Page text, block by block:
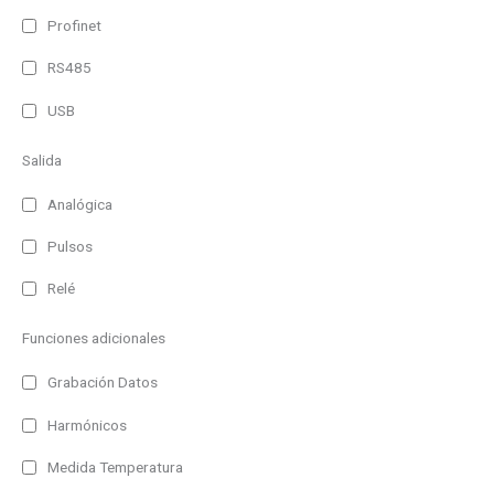
Profinet
RS485
USB
Salida
Analógica
Pulsos
Relé
Funciones adicionales
Grabación Datos
Harmónicos
Medida Temperatura